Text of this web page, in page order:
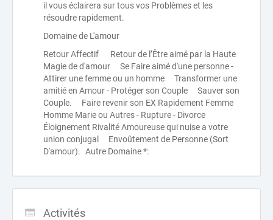
il vous éclairera sur tous vos Problèmes et les
résoudre rapidement.
Domaine de L'amour
Retour Affectif Retour de l’Être aimé par la Haute
Magie de d'amour Se Faire aimé d'une personne -
Attirer une femme ou un homme Transformer une
amitié en Amour - Protéger son Couple Sauver son
Couple. Faire revenir son EX Rapidement Femme
Homme Marie ou Autres - Rupture - Divorce
Éloignement Rivalité Amoureuse qui nuise a votre
union conjugal Envoûtement de Personne (Sort
D'amour). Autre Domaine *:
Activités